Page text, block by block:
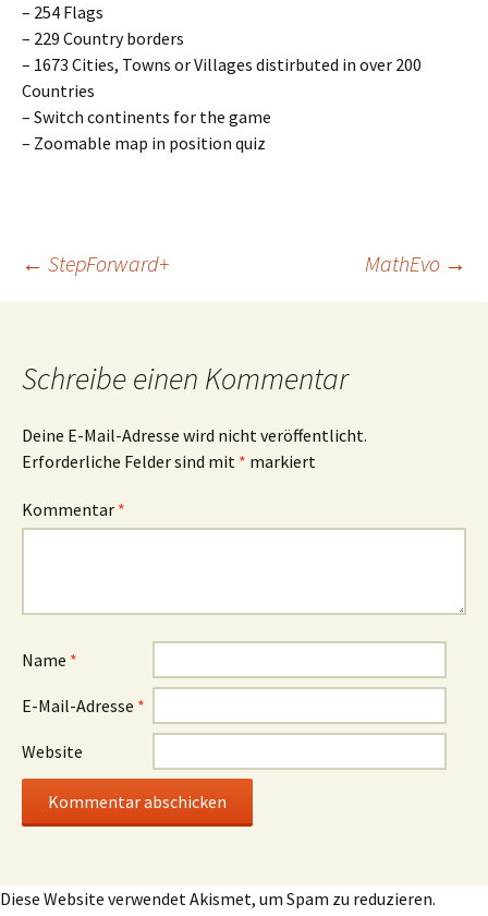
– 254 Flags
– 229 Country borders
– 1673 Cities, Towns or Villages distirbuted in over 200
Countries
– Switch continents for the game
– Zoomable map in position quiz
Beitragsnavigation
← StepForward+ MathEvo →
Schreibe einen Kommentar
Deine E-Mail-Adresse wird nicht veröffentlicht.
Erforderliche Felder sind mit * markiert
Kommentar *
Name *
E-Mail-Adresse *
Website
Diese Website verwendet Akismet, um Spam zu reduzieren.